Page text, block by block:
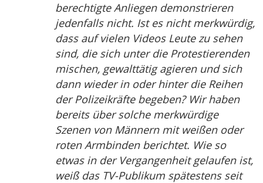
berechtigte Anliegen demonstrieren
jedenfalls nicht. Ist es nicht merkwürdig,
dass auf vielen Videos Leute zu sehen
sind, die sich unter die Protestierenden
mischen, gewalttätig agieren und sich
dann wieder in oder hinter die Reihen
der Polizeikräfte begeben? Wir haben
bereits über solche merkwürdige
Szenen von Männern mit weißen oder
roten Armbinden berichtet. Wie so
etwas in der Vergangenheit gelaufen ist,
weiß das TV-Publikum spätestens seit